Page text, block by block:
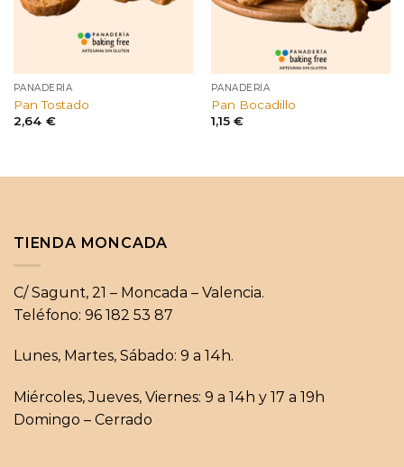
PANADERÍA
Pan Tostado
2,64 €
PANADERÍA
Pan Bocadillo
1,15 €
TIENDA MONCADA
C/ Sagunt, 21 – Moncada – Valencia.
Teléfono: 96 182 53 87
Lunes, Martes, Sábado: 9 a 14h.
Miércoles, Jueves, Viernes: 9 a 14h y 17 a 19h
Domingo – Cerrado